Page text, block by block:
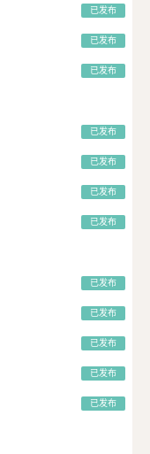
已发布
已发布
已发布
已发布
已发布
已发布
已发布
已发布
已发布
已发布
已发布
已发布